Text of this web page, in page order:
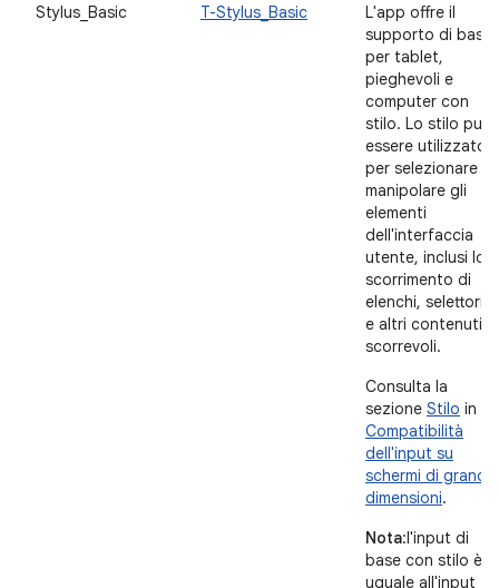
Stylus_Basic T-Stylus_Basic
L'app offre il
supporto di base
per tablet,
pieghevoli e
computer con
stilo. Lo stilo può
essere utilizzato
per selezionare e
manipolare gli
elementi
dell'interfaccia
utente, inclusi lo
scorrimento di
elenchi, selettori
e altri contenuti
scorrevoli.
Consulta la
sezione Stilo in
Compatibilità
dell'input su
schermi di grandi
dimensioni.
Nota:l'input di
base con stilo è
uguale all'input